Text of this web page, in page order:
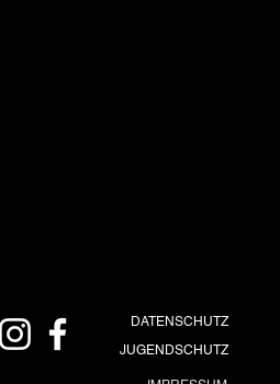
DATENSCHUTZ
JUGENDSCHUTZ